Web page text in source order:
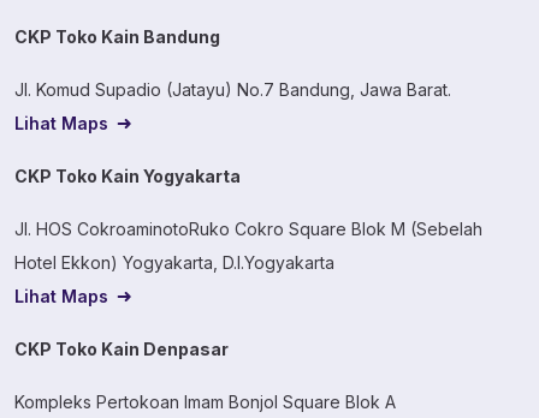
CKP Toko Kain Bandung
Jl. Komud Supadio (Jatayu) No.7 Bandung, Jawa Barat.
Lihat Maps
CKP Toko Kain Yogyakarta
Jl. HOS CokroaminotoRuko Cokro Square Blok M (Sebelah
Hotel Ekkon) Yogyakarta, D.I.Yogyakarta
Lihat Maps
CKP Toko Kain Denpasar
Kompleks Pertokoan Imam Bonjol Square Blok A